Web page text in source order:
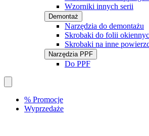
Wzorniki innych serii
Demontaż
Narzędzia do demontażu
Skrobaki do folii
Skrobaki na inne
Narzędzia PPF
Do PPF
% Promocje
Wyprzedaże